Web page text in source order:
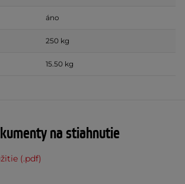
áno
250 kg
15.50 kg
na stiahnutie
(.pdf)